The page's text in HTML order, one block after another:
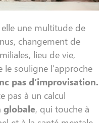
une multitude de
changement de
lieu de vie,
le souligne l’approche
pas d’improvisation.
pas à un calcul
globale, qui touche à